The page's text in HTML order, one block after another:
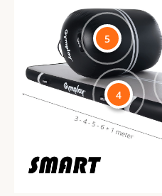
4
5